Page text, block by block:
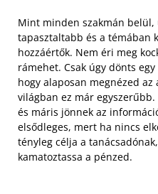
Mint minden szakmán belül,
tapasztaltabb és a témában
hozzáértők. Nem éri meg
rámehet. Csak úgy dönts
hogy alaposan megnézed
világban ez már
és máris jönnek az
elsődleges, mert ha nincs
tényleg célja a
kamatoztassa a pénzed.